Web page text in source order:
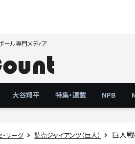
ール専門メディア
大谷翔平 特集・連載 NPB
リーグ 読売ジャイアンツ（巨人） 巨人戦の